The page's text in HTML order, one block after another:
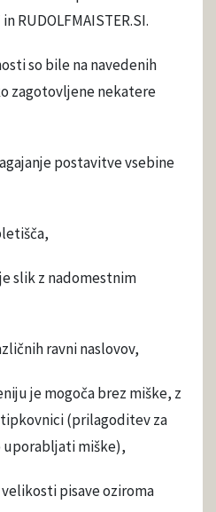
RUDOLFMAISTER.SI.
so bile na navedenih
zagotovljene nekatere
postavitve vsebine
slik z nadomestnim
ravni naslovov,
je mogoča brez miške, z
(prilagoditev za
uporabljati miške),
pisave oziroma